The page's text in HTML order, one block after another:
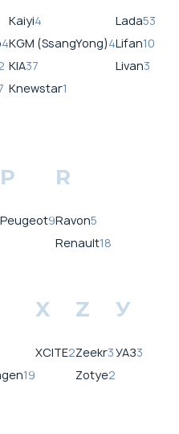
4
Kaiyi4
KGM (SsangYong)4
KIA37
Knewstar1
Lada53
Lifan10
Livan3
P
Peugeot9
R
Ravon5
Renault18
19
X
XCITE2
Z
Zeekr3
Zotye2
У
УАЗ3